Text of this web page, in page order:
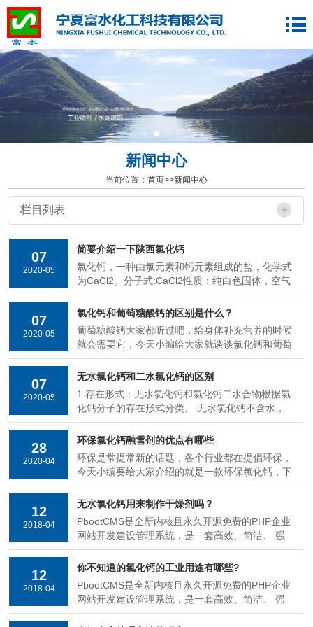
新闻中心
当前位置： 首页>>新闻中心
栏目列表
07
2020-05
简要介绍一下陕西氯化钙
氯化钙，一种由氯元素和钙元素组成的盐，化学式
为CaCl2。分子式:CaCl2性质：纯白色固体，空气
中极易潮解，强烈吸湿。外观：纯白色(蜂窝状，
粉状，颗粒状)溶于水透明用途：无水氯化钙是用
用途有气体，石油，有机溶剂的干燥剂，物品的保
存剂。化工工业中
07
2020-05
氯化钙和葡萄糖酸钙的区别是什么？
葡萄糖酸钙大家都听过吧，给身体补充营养的时候
就会需要它，今天小编给大家就谈谈氯化钙和葡萄
糖酸钙的区别。氯化钙生产技术已经非常成熟，总
结了氯化钙与葡萄糖酸钙的区别，来为大家普及一
滴注时必须缓慢，以免血钙骤升，导致心率失常;
它对组织还有强烈的刺激性，
07
2020-05
无水氯化钙和二水氯化钙的区别
1.存在形式：无水氯化钙和氯化钙二水合物根据氯
化钙分子的存在形式分类。 无水氯化钙不含水，
只有少量外部水(约几个百分点); 氯化钙二水合物
中的每个氯化钙分子以两个结晶水的形式存在，并
径一般为2-6毫米，氯化钙二水合物一般为片状，
厚度为1-2毫米。 如果颜色为白
28
2020-04
环保氯化钙融雪剂的优点有哪些
环保是常提常新的话题，各个行业都在提倡环保，
今天小编要给大家介绍的就是一款环保氯化钙，下
面我们就来具体看看它的优点吧。我国冬季北方地
区降雪量大，给交通造成很大影响。为了克服交通
法。融雪剂种类较多，环保氯化钙融雪剂凭借其明
显优势成为较常用的融雪剂。而
12
2018-04
无水氯化钙用来制作干燥剂吗？
PbootCMS是全新内核且永久开源免费的PHP企业
网站开发建设管理系统，是一套高效、简洁、 强
悍的可免费商用的PHP CMS源码，能够满足各类
企业网站开发建设的需要。系统采用简单到想哭的
官方提供了大量网站模板免费下载和使用，将致力
于为广大开发者和企
12
2018-04
你不知道的氯化钙的工业用途有哪些?
PbootCMS是全新内核且永久开源免费的PHP企业
网站开发建设管理系统，是一套高效、简洁、 强
悍的可免费商用的PHP CMS源码，能够满足各类